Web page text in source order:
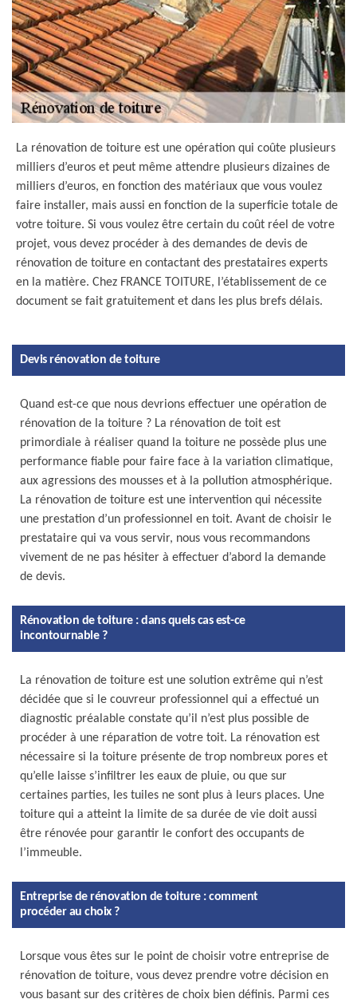
La rénovation de toiture est une opération qui coûte plusieurs
milliers d’euros et peut même attendre plusieurs dizaines de
milliers d’euros, en fonction des matériaux que vous voulez
faire installer, mais aussi en fonction de la superficie totale de
votre toiture. Si vous voulez être certain du coût réel de votre
projet, vous devez procéder à des demandes de devis de
rénovation de toiture en contactant des prestataires experts
en la matière. Chez FRANCE TOITURE, l’établissement de ce
document se fait gratuitement et dans les plus brefs délais.
Devis rénovation de toiture
Quand est-ce que nous devrions effectuer une opération de
rénovation de la toiture ? La rénovation de toit est
primordiale à réaliser quand la toiture ne possède plus une
performance fiable pour faire face à la variation climatique,
aux agressions des mousses et à la pollution atmosphérique.
La rénovation de toiture est une intervention qui nécessite
une prestation d’un professionnel en toit. Avant de choisir le
prestataire qui va vous servir, nous vous recommandons
vivement de ne pas hésiter à effectuer d’abord la demande
de devis.
Rénovation de toiture : dans quels cas est-ce
incontournable ?
La rénovation de toiture est une solution extrême qui n’est
décidée que si le couvreur professionnel qui a effectué un
diagnostic préalable constate qu’il n’est plus possible de
procéder à une réparation de votre toit. La rénovation est
nécessaire si la toiture présente de trop nombreux pores et
qu’elle laisse s’infiltrer les eaux de pluie, ou que sur
certaines parties, les tuiles ne sont plus à leurs places. Une
toiture qui a atteint la limite de sa durée de vie doit aussi
être rénovée pour garantir le confort des occupants de
l’immeuble.
Entreprise de rénovation de toiture : comment
procéder au choix ?
Lorsque vous êtes sur le point de choisir votre entreprise de
rénovation de toiture, vous devez prendre votre décision en
vous basant sur des critères de choix bien définis. Parmi ces